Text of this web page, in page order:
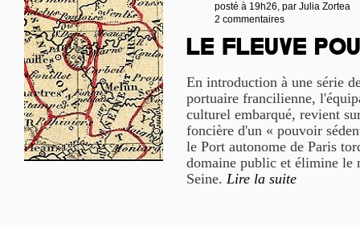
posté à 19h26, par Julia Zortea
2 commentaires
Le fleuve
En introduction à une série
portuaire francilienne,
culturel embarqué, revient
foncière d'un « pouvoir
le Port autonome de Paris
domaine public et élimine le
Seine. Lire la suite